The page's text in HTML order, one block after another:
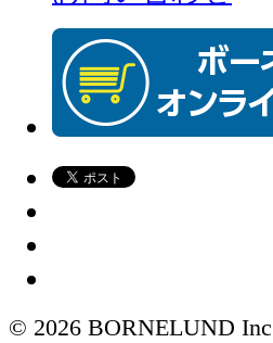
© 2026 BORNELUND